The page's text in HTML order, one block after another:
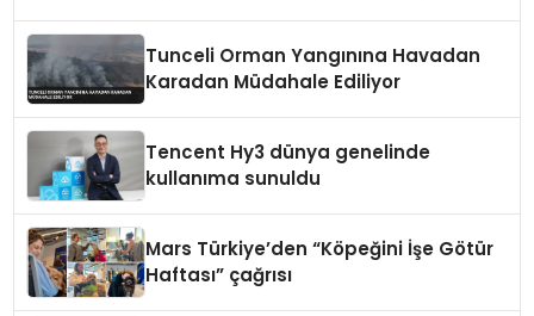
Tunceli Orman Yangınına Havadan
Karadan Müdahale Ediliyor
Tencent Hy3 dünya genelinde
kullanıma sunuldu
Mars Türkiye’den “Köpeğini İşe Götür
Haftası” çağrısı